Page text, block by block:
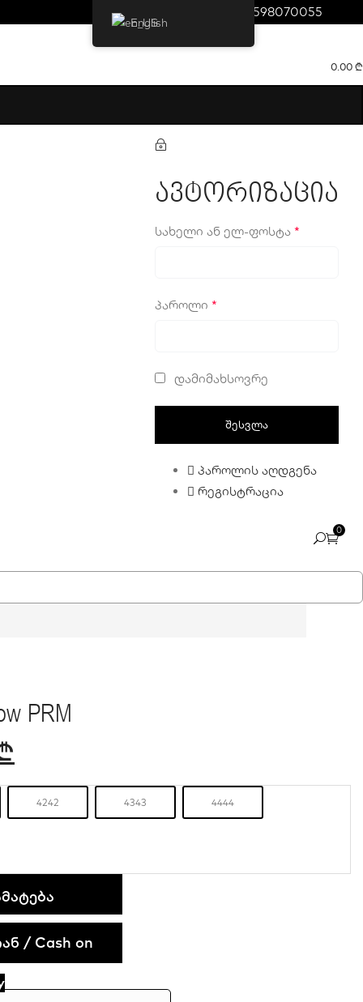
0.00 ₾
598070055
ავტორიზაცია
სახელი ან ელ-ფოსტა *
პაროლი *
დამიმახსოვრე
პაროლის აღდგენა
რეგისტრაცია
0
PRM
4242 4343 4444
/ Cash on
English